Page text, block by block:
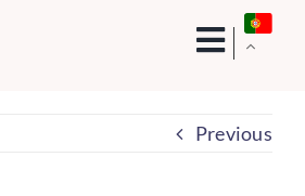
Previous